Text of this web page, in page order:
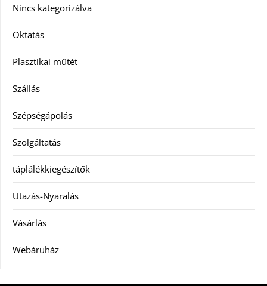
Nincs kategorizálva
Oktatás
Plasztikai műtét
Szállás
Szépségápolás
Szolgáltatás
táplálékkiegészítők
Utazás-Nyaralás
Vásárlás
Webáruház